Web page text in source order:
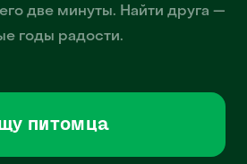
две минуты. Найти друга —
годы радости.
питомца